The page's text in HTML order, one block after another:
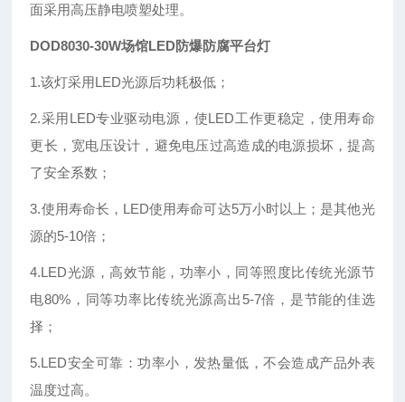
面采用高压静电喷塑处理。
DOD8030-30W场馆LED防爆防腐平台灯
1.该灯采用LED光源后功耗极低；
2.采用LED专业驱动电源，使LED工作更稳定，使用寿命
更长，宽电压设计，避免电压过高造成的电源损坏，提高
了安全系数；
3.使用寿命长，LED使用寿命可达5万小时以上；是其他光
源的5-10倍；
4.LED光源，高效节能，功率小，同等照度比传统光源节
电80%，同等功率比传统光源高出5-7倍，是节能的佳选
择；
5.LED安全可靠：功率小，发热量低，不会造成产品外表
温度过高。